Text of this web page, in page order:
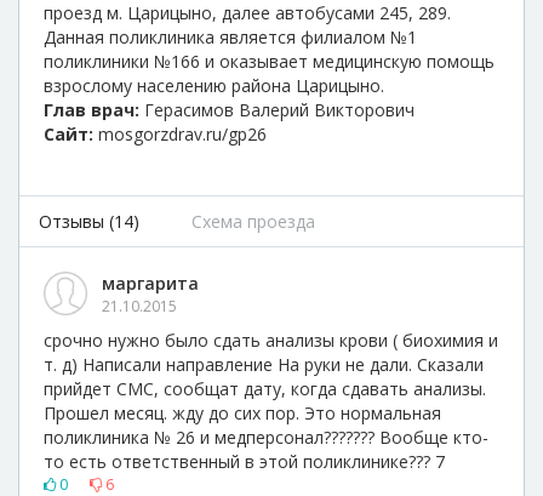
проезд м. Царицыно, далее автобусами 245, 289.
Данная поликлиника является филиалом №1
поликлиники №166 и оказывает медицинскую помощь
взрослому населению района Царицыно.
Глав врач: Герасимов Валерий Викторович
Сайт: mosgorzdrav.ru/gp26
Отзывы (14) Схема проезда
маргарита
21.10.2015
срочно нужно было сдать анализы крови ( биохимия и
т. д) Написали направление На руки не дали. Сказали
прийдет СМС, сообщат дату, когда сдавать анализы.
Прошел месяц. жду до сих пор. Это нормальная
поликлиника № 26 и медперсонал??????? Вообще кто-
то есть ответственный в этой поликлинике??? 7
0 6